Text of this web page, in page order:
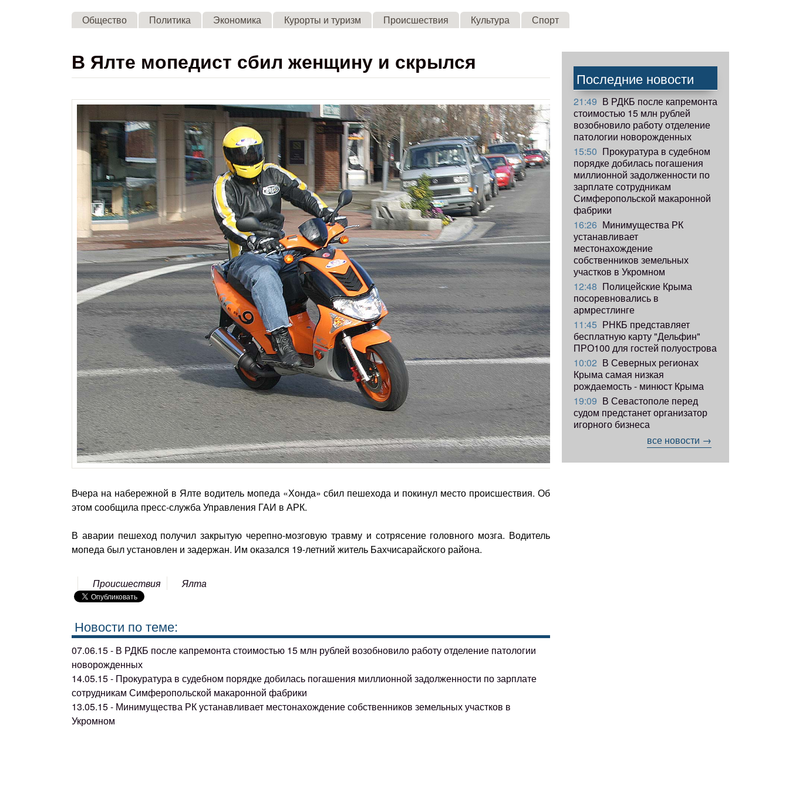
Skip to main content
Общество Политика Экономика Курорты и туризм Происшествия Культура Спорт
В Ялте мопедист сбил женщину и скрылся
Вчера на набережной в Ялте водитель мопеда «Хонда» сбил пешехода и покинул место происшествия. Об
этом сообщила пресс-служба Управления ГАИ в АРК.
В аварии пешеход получил закрытую черепно-мозговую травму и сотрясение головного мозга. Водитель
мопеда был установлен и задержан. Им оказался 19-летний житель Бахчисарайского района.
Происшествия Ялта
Новости по теме:
07.06.15 - В РДКБ после капремонта стоимостью 15 млн рублей возобновило работу отделение патологии
новорожденных
14.05.15 - Прокуратура в судебном порядке добилась погашения миллионной задолженности по зарплате
сотрудникам Симферопольской макаронной фабрики
13.05.15 - Минимущества РК устанавливает местонахождение собственников земельных участков в
Укромном
Последние новости
21:49 В РДКБ после капремонта
стоимостью 15 млн рублей
возобновило работу отделение
патологии новорожденных
15:50 Прокуратура в судебном
порядке добилась погашения
миллионной задолженности по
зарплате сотрудникам
Симферопольской макаронной
фабрики
16:26 Минимущества РК
устанавливает
местонахождение
собственников земельных
участков в Укромном
12:48 Полицейские Крыма
посоревновались в
армрестлинге
11:45 РНКБ представляет
бесплатную карту "Дельфин"
ПРО100 для гостей полуострова
10:02 В Северных регионах
Крыма самая низкая
рождаемость - минюст Крыма
19:09 В Севастополе перед
судом предстанет организатор
игорного бизнеса
все новости →